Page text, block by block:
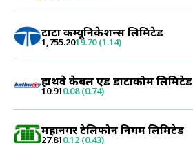
टाटा कम्यूनिकेशन्स लिमिटेड
1,755.2019.70 (1.14)
हाथवे केबल एंड डाटाकोम लिमिटेड
10.910.08 (0.74)
महानगर टेलिफोन निगम लिमिटेड
27.810.12 (0.43)